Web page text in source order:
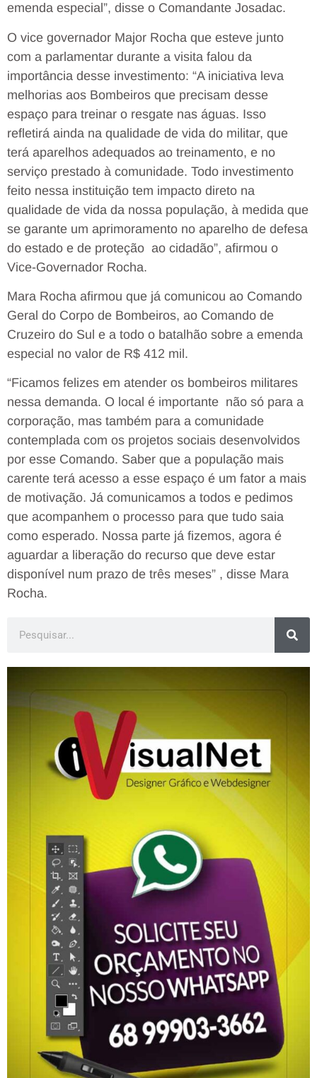
emenda especial”, disse o Comandante Josadac.
O vice governador Major Rocha que esteve junto
com a parlamentar durante a visita falou da
importância desse investimento: “A iniciativa leva
melhorias aos Bombeiros que precisam desse
espaço para treinar o resgate nas águas. Isso
refletirá ainda na qualidade de vida do militar, que
terá aparelhos adequados ao treinamento, e no
serviço prestado à comunidade. Todo investimento
feito nessa instituição tem impacto direto na
qualidade de vida da nossa população, à medida que
se garante um aprimoramento no aparelho de defesa
do estado e de proteção ao cidadão”, afirmou o
Vice-Governador Rocha.
Mara Rocha afirmou que já comunicou ao Comando
Geral do Corpo de Bombeiros, ao Comando de
Cruzeiro do Sul e a todo o batalhão sobre a emenda
especial no valor de R$ 412 mil.
“Ficamos felizes em atender os bombeiros militares
nessa demanda. O local é importante não só para a
corporação, mas também para a comunidade
contemplada com os projetos sociais desenvolvidos
por esse Comando. Saber que a população mais
carente terá acesso a esse espaço é um fator a mais
de motivação. Já comunicamos a todos e pedimos
que acompanhem o processo para que tudo saia
como esperado. Nossa parte já fizemos, agora é
aguardar a liberação do recurso que deve estar
disponível num prazo de três meses” , disse Mara
Rocha.